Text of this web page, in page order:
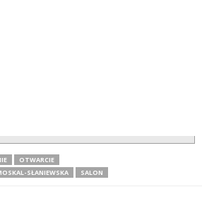
OTWARCIE
SŁANIEWSKA
SALON